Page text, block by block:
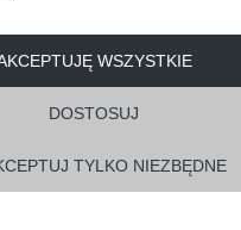
TYLKO NIEZBĘDNE
DOSTOSUJ
WSZYSTKIE